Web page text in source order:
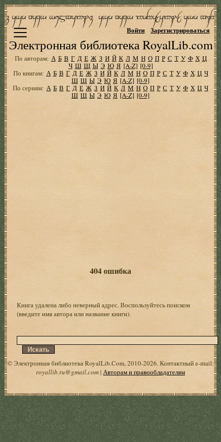
Электронная библиотека RoyalLib.com
Войти Зарегистрироваться
По авторам: А Б В Г Д Е Ж З И Й К Л М Н О П Р С Т У Ф Х Ц
Ч Ш Щ Ы Э Ю Я [A-Z] [0-9]
По книгам: А Б В Г Д Е Ж З И Й К Л М Н О П Р С Т У Ф Х Ц Ч
Ш Щ Ы Э Ю Я [A-Z] [0-9]
По сериям: А Б В Г Д Е Ж З И Й К Л М Н О П Р С Т У Ф Х Ц Ч
Ш Щ Ы Э Ю Я [A-Z] [0-9]
404 ошибка
Книга удалена либо неверный адрес. Воспользуйтесь поиском
(введите имя автора или название книги).
© Электронная библиотека RoyalLib.Com, 2010-2026. Контактный e-mail:
royallib.ru@gmail.com| Авторам и правообладателям